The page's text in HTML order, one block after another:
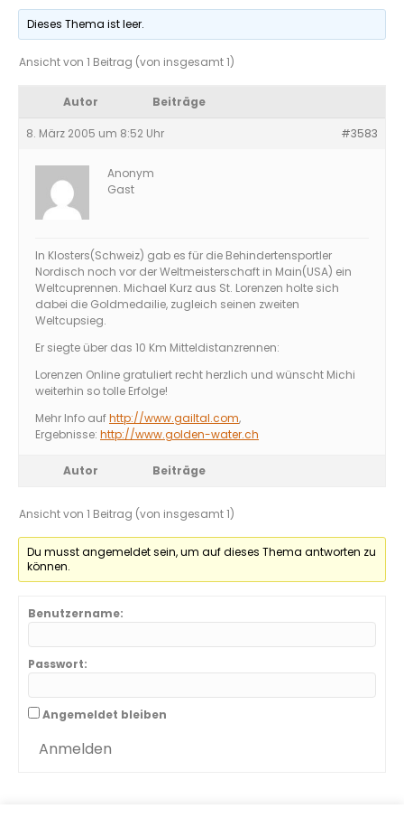
Dieses Thema ist leer.
Ansicht von 1 Beitrag (von insgesamt 1)
Autor Beiträge
8. März 2005 um 8:52 Uhr #3583
Anonym
Gast
In Klosters(Schweiz) gab es für die Behindertensportler
Nordisch noch vor der Weltmeisterschaft in Main(USA) ein
Weltcuprennen. Michael Kurz aus St. Lorenzen holte sich
dabei die Goldmedailie, zugleich seinen zweiten
Weltcupsieg.
Er siegte über das 10 Km Mitteldistanzrennen:
Lorenzen Online gratuliert recht herzlich und wünscht Michi
weiterhin so tolle Erfolge!
Mehr Info aufhttp://www.gailtal.com,
Ergebnisse: http://www.golden-water.ch
Autor Beiträge
Ansicht von 1 Beitrag (von insgesamt 1)
Du musst angemeldet sein, um auf dieses Thema antworten zu
können.
Benutzername:
Passwort:
Angemeldet bleiben
Anmelden